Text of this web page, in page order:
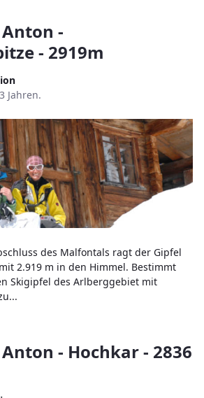
-
- 2919m
Jahren.
des Malfontals ragt der Gipfel
2.919 m in den Himmel. Bestimmt
Skigipfel des Arlberggebiet mit
- Hochkar - 2836